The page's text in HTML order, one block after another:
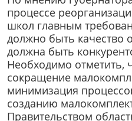
процессе
школ главным
должно быть качество
должна быть
Необходимо отметить,
сокращение
минимизация
созданию
Правительством